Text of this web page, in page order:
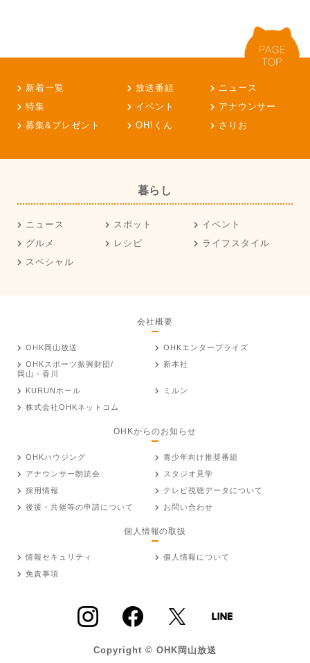
新着一覧 放送番組
ニュース
特集
イベント
アナウンサー
募集&プレゼント
OH!くん さりお
暮らし
ニュース スポット
イベント
グルメ
レシピ
ライフスタイル
スペシャル
会社概要
OHK岡山放送
OHKエンタープライズ
OHKスポーツ振興財団/
岡山・香川
新本社
KURUNホール
ミルン
株式会社OHKネットコム
OHKからのお知らせ
OHKハウジング
青少年向け推奨番組
アナウンサー朗読会
スタジオ見学
採用情報
テレビ視聴データについて
後援・共催等の申請について
お問い合わせ
個人情報の取扱
情報セキュリティ
個人情報について
免責事項
Copyright © OHK岡山放送